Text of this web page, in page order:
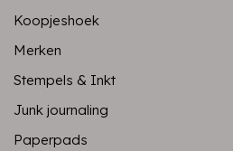
Koopjeshoek
Merken
Stempels & Inkt
Junk journaling
Paperpads